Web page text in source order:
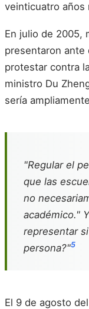
veinticuatro años
En julio de 2005,
presentaron ante
protestar contra
ministro Du
sería
"Regular el
que las
no
académico."
representar
persona?"5
El 9 de agosto